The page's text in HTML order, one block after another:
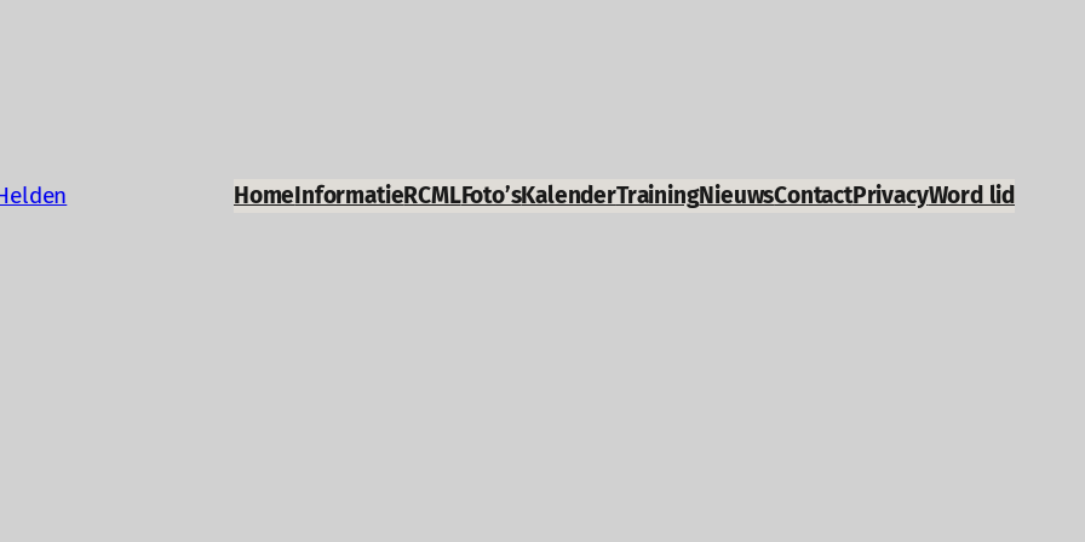
HomeInformatieRCMLFoto’sKalenderTrainingNieuwsContactPrivacyWord lid